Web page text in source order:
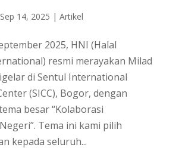
Sep 14, 2025 | Artikel
2025, HNI (Halal
resmi merayakan Milad
di Sentul International
(SICC), Bogor, dengan
besar “Kolaborasi
Tema ini kami pilih
kepada seluruh...